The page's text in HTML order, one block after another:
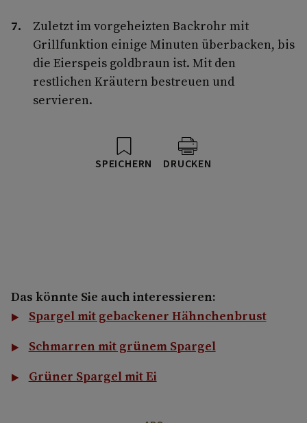
Zuletzt im vorgeheizten Backrohr mit
Grillfunktion einige Minuten überbacken, bis
die Eierspeis goldbraun ist. Mit den
restlichen Kräutern bestreuen und
servieren.
SPEICHERN DRUCKEN
Das könnte Sie auch interessieren:
Spargel mit gebackener Hähnchenbrust
Schmarren mit grünem Spargel
Grüner Spargel mit Ei